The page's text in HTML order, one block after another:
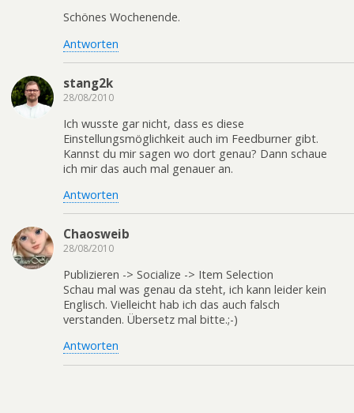
Schönes Wochenende.
Antworten
stang2k
28/08/2010
Ich wusste gar nicht, dass es diese
Einstellungsmöglichkeit auch im Feedburner gibt.
Kannst du mir sagen wo dort genau? Dann schaue
ich mir das auch mal genauer an.
Antworten
Chaosweib
28/08/2010
Publizieren -> Socialize -> Item Selection
Schau mal was genau da steht, ich kann leider kein
Englisch. Vielleicht hab ich das auch falsch
verstanden. Übersetz mal bitte.;-)
Antworten